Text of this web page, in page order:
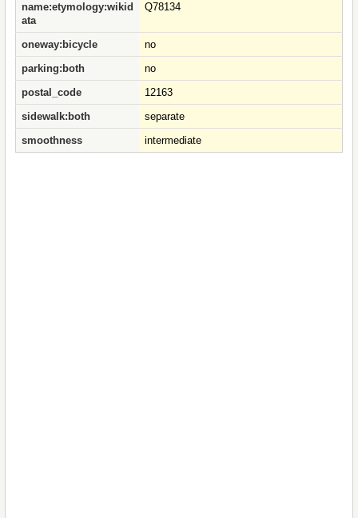
name:etymology:wikid
ata
Q78134
oneway:bicycle
no
parking:both
no
postal_code
12163
sidewalk:both
separate
smoothness
intermediate